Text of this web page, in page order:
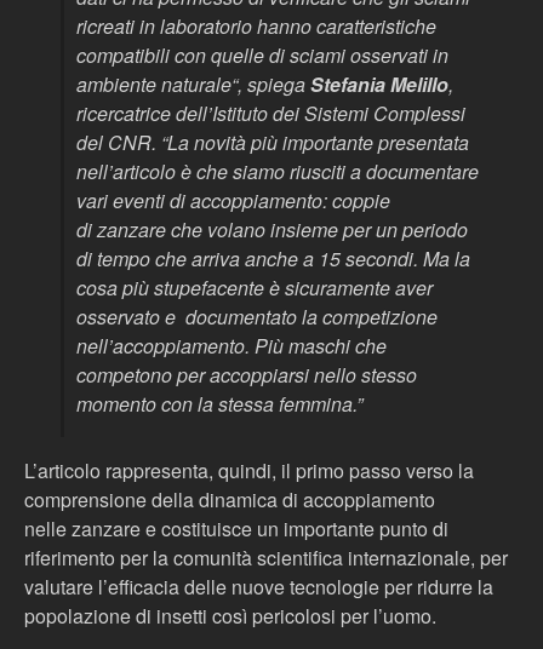
ricreati in laboratorio hanno caratteristiche
compatibili con quelle di sciami osservati in
ambiente naturale“, spiegaStefania Melillo,
ricercatrice dell’Istituto dei Sistemi Complessi
del CNR. “La novità più importante presentata
nell’articolo è che siamo riusciti a documentare
vari eventi di accoppiamento: coppie
dizanzareche volano insieme per un periodo
di tempo che arriva anche a 15 secondi. Ma la
cosa più stupefacente è sicuramente aver
osservato e documentato la competizione
nell’accoppiamento. Più maschi che
competono per accoppiarsi nello stesso
momento con la stessa femmina.”
L’articolo rappresenta, quindi, il primo passo verso la
comprensione della dinamica di accoppiamento
nellezanzaree costituisce un importante punto di
riferimento per la comunità scientifica internazionale, per
valutare l’efficacia delle nuove tecnologie per ridurre la
popolazione di insetti così pericolosi per l’uomo.